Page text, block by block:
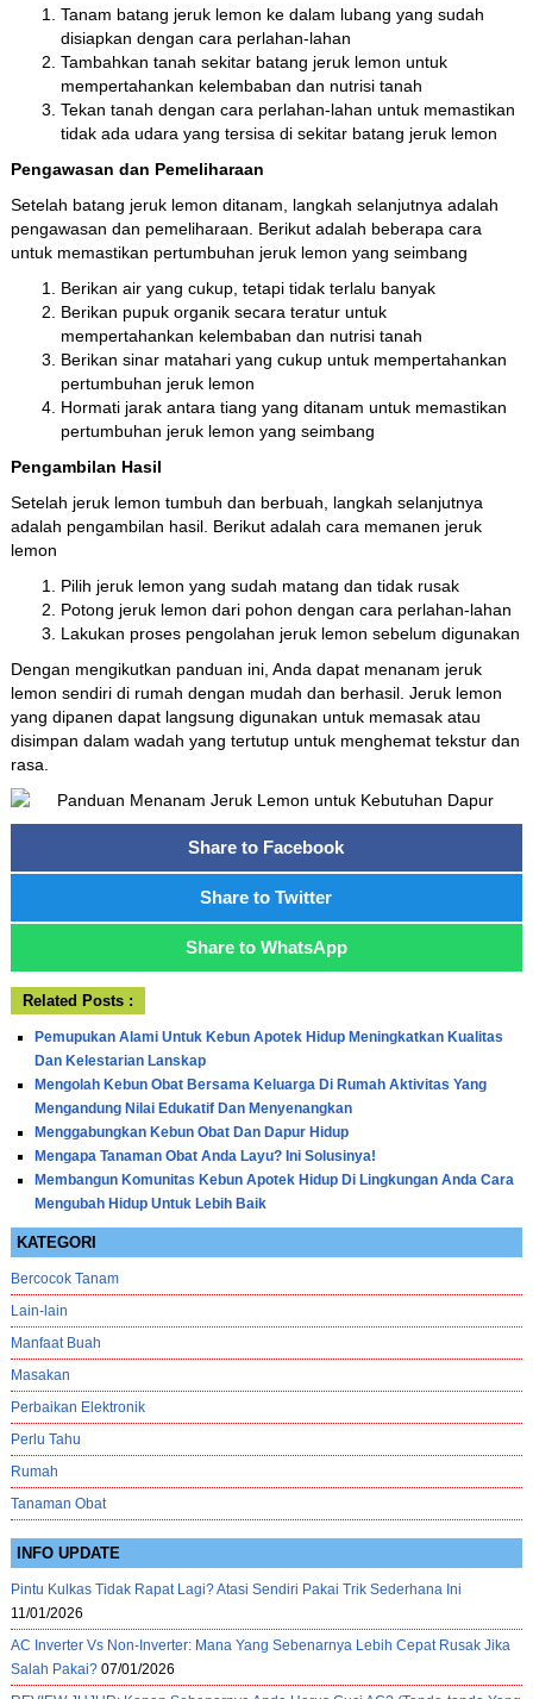
Tanam batang jeruk lemon ke dalam lubang yang sudah
disiapkan dengan cara perlahan-lahan
Tambahkan tanah sekitar batang jeruk lemon untuk
mempertahankan kelembaban dan nutrisi tanah
Tekan tanah dengan cara perlahan-lahan untuk memastikan
tidak ada udara yang tersisa di sekitar batang jeruk lemon
Pengawasan dan Pemeliharaan
Setelah batang jeruk lemon ditanam, langkah selanjutnya adalah
pengawasan dan pemeliharaan. Berikut adalah beberapa cara
untuk memastikan pertumbuhan jeruk lemon yang seimbang
Berikan air yang cukup, tetapi tidak terlalu banyak
Berikan pupuk organik secara teratur untuk
mempertahankan kelembaban dan nutrisi tanah
Berikan sinar matahari yang cukup untuk mempertahankan
pertumbuhan jeruk lemon
Hormati jarak antara tiang yang ditanam untuk memastikan
pertumbuhan jeruk lemon yang seimbang
Pengambilan Hasil
Setelah jeruk lemon tumbuh dan berbuah, langkah selanjutnya
adalah pengambilan hasil. Berikut adalah cara memanen jeruk
lemon
Pilih jeruk lemon yang sudah matang dan tidak rusak
Potong jeruk lemon dari pohon dengan cara perlahan-lahan
Lakukan proses pengolahan jeruk lemon sebelum digunakan
Dengan mengikutkan panduan ini, Anda dapat menanam jeruk
lemon sendiri di rumah dengan mudah dan berhasil. Jeruk lemon
yang dipanen dapat langsung digunakan untuk memasak atau
disimpan dalam wadah yang tertutup untuk menghemat tekstur dan
rasa.
Share to Facebook
Share to Twitter
Share to WhatsApp
Related Posts :
Pemupukan Alami Untuk Kebun Apotek Hidup Meningkatkan Kualitas
Dan Kelestarian Lanskap
Mengolah Kebun Obat Bersama Keluarga Di Rumah Aktivitas Yang
Mengandung Nilai Edukatif Dan Menyenangkan
Menggabungkan Kebun Obat Dan Dapur Hidup
Mengapa Tanaman Obat Anda Layu? Ini Solusinya!
Membangun Komunitas Kebun Apotek Hidup Di Lingkungan Anda Cara
Mengubah Hidup Untuk Lebih Baik
KATEGORI
Bercocok Tanam
Lain-lain
Manfaat Buah
Masakan
Perbaikan Elektronik
Perlu Tahu
Rumah
Tanaman Obat
INFO UPDATE
Pintu Kulkas Tidak Rapat Lagi? Atasi Sendiri Pakai Trik Sederhana Ini
11/01/2026
AC Inverter Vs Non-Inverter: Mana Yang Sebenarnya Lebih Cepat Rusak Jika
Salah Pakai? 07/01/2026